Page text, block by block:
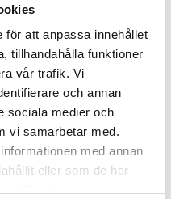
för att anpassa innehållet
tillhandahålla funktioner
vår trafik. Vi
och annan
sociala medier och
vi samarbetar med.
med annan
eller som de har